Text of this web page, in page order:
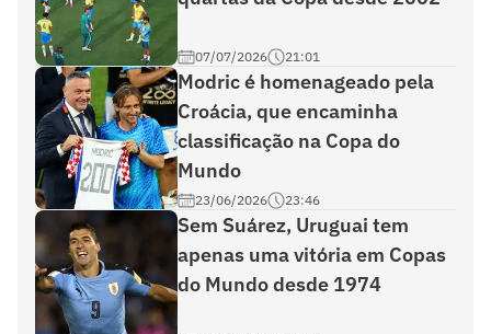
07/07/2026 21:01
Modric é homenageado pela
Croácia, que encaminha
classificação na Copa do
Mundo
23/06/2026 23:46
Sem Suárez, Uruguai tem
apenas uma vitória em Copas
do Mundo desde 1974